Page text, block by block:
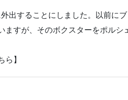
出することにしました。以前に
ますが、そのボクスターをポルシ
ら】